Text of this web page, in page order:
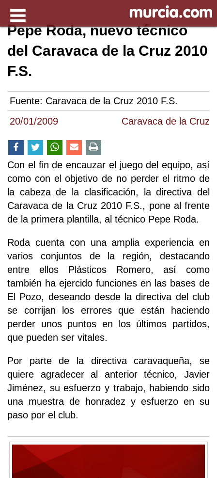
20/01/2009 Caravaca de la Cruz
Pepe Roda, nuevo técnico
del Caravaca de la Cruz 2010
F.S.
Fuente: Caravaca de la Cruz 2010 F.S.
Con el fin de encauzar el juego del equipo, así
como con el objetivo de no perder el ritmo de
la cabeza de la clasificación, la directiva del
Caravaca de la Cruz 2010 F.S., pone al frente
de la primera plantilla, al técnico Pepe Roda.
Roda cuenta con una amplia experiencia en
varios conjuntos de la región, destacando
entre ellos Plásticos Romero, así como
también ha ejercido funciones en las bases de
El Pozo, deseando desde la directiva del club
se corrijan los errores que están haciendo
perder unos puntos en los últimos partidos,
que pueden ser vitales.
Por parte de la directiva caravaqueña, se
quiere agradecer al anterior técnico, Javier
Jiménez, su esfuerzo y trabajo, habiendo sido
una muestra de honradez y esfuerzo en su
paso por el club.